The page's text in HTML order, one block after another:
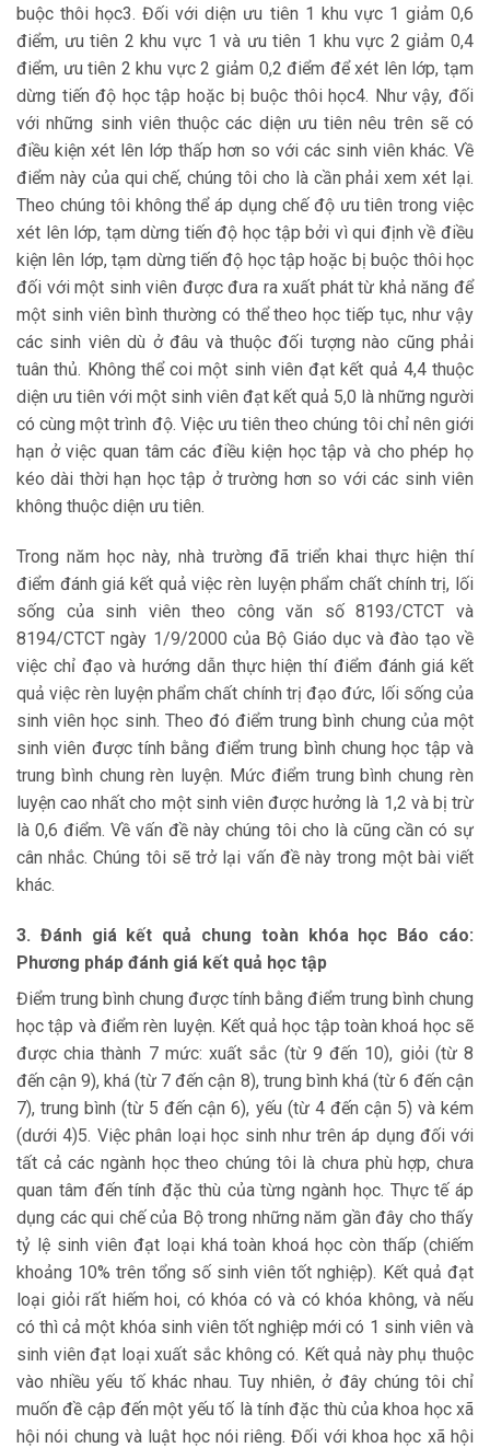
buộc thôi học3. Đối với diện ưu tiên 1 khu vực 1 giảm 0,6
điểm, ưu tiên 2 khu vực 1 và ưu tiên 1 khu vực 2 giảm 0,4
điểm, ưu tiên 2 khu vực 2 giảm 0,2 điểm để xét lên lớp, tạm
dừng tiến độ học tập hoặc bị buộc thôi học4. Như vậy, đối
với những sinh viên thuộc các diện ưu tiên nêu trên sẽ có
điều kiện xét lên lớp thấp hơn so với các sinh viên khác. Về
điểm này của qui chế, chúng tôi cho là cần phải xem xét lại.
Theo chúng tôi không thể áp dụng chế độ ưu tiên trong việc
xét lên lớp, tạm dừng tiến độ học tập bởi vì qui định về điều
kiện lên lớp, tạm dừng tiến độ học tập hoặc bị buộc thôi học
đối với một sinh viên được đưa ra xuất phát từ khả năng để
một sinh viên bình thường có thể theo học tiếp tục, như vậy
các sinh viên dù ở đâu và thuộc đối tượng nào cũng phải
tuân thủ. Không thể coi một sinh viên đạt kết quả 4,4 thuộc
diện ưu tiên với một sinh viên đạt kết quả 5,0 là những người
có cùng một trình độ. Việc ưu tiên theo chúng tôi chỉ nên giới
hạn ở việc quan tâm các điều kiện học tập và cho phép họ
kéo dài thời hạn học tập ở trường hơn so với các sinh viên
không thuộc diện ưu tiên.
Trong năm học này, nhà trường đã triển khai thực hiện thí
điểm đánh giá kết quả việc rèn luyện phẩm chất chính trị, lối
sống của sinh viên theo công văn số 8193/CTCT và
8194/CTCT ngày 1/9/2000 của Bộ Giáo dục và đào tạo về
việc chỉ đạo và hướng dẫn thực hiện thí điểm đánh giá kết
quả việc rèn luyện phẩm chất chính trị đạo đức, lối sống của
sinh viên học sinh. Theo đó điểm trung bình chung của một
sinh viên được tính bằng điểm trung bình chung học tập và
trung bình chung rèn luyện. Mức điểm trung bình chung rèn
luyện cao nhất cho một sinh viên được hưởng là 1,2 và bị trừ
là 0,6 điểm. Về vấn đề này chúng tôi cho là cũng cần có sự
cân nhắc. Chúng tôi sẽ trở lại vấn đề này trong một bài viết
khác.
3. Đánh giá kết quả chung toàn khóa học Báo cáo:
Phương pháp đánh giá kết quả học tập
Điểm trung bình chung được tính bằng điểm trung bình chung
học tập và điểm rèn luyện. Kết quả học tập toàn khoá học sẽ
được chia thành 7 mức: xuất sắc (từ 9 đến 10), giỏi (từ 8
đến cận 9), khá (từ 7 đến cận 8), trung bình khá (từ 6 đến cận
7), trung bình (từ 5 đến cận 6), yếu (từ 4 đến cận 5) và kém
(dưới 4)5. Việc phân loại học sinh như trên áp dụng đối với
tất cả các ngành học theo chúng tôi là chưa phù hợp, chưa
quan tâm đến tính đặc thù của từng ngành học. Thực tế áp
dụng các qui chế của Bộ trong những năm gần đây cho thấy
tỷ lệ sinh viên đạt loại khá toàn khoá học còn thấp (chiếm
khoảng 10% trên tổng số sinh viên tốt nghiệp). Kết quả đạt
loại giỏi rất hiếm hoi, có khóa có và có khóa không, và nếu
có thì cả một khóa sinh viên tốt nghiệp mới có 1 sinh viên và
sinh viên đạt loại xuất sắc không có. Kết quả này phụ thuộc
vào nhiều yếu tố khác nhau. Tuy nhiên, ở đây chúng tôi chỉ
muốn đề cập đến một yếu tố là tính đặc thù của khoa học xã
hội nói chung và luật học nói riêng. Đối với khoa học xã hội